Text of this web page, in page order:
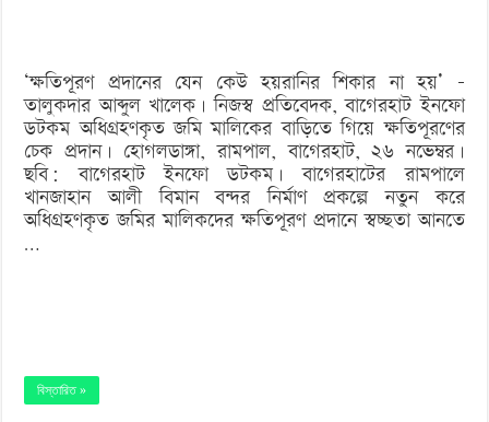
চেক
প্রদান
‘ক্ষতিপূরণ প্রদানের যেন কেউ হয়রানির শিকার না হয়’ –
তালুকদার আব্দুল খালেক। নিজস্ব প্রতিবেদক, বাগেরহাট ইনফো
ডটকম অধিগ্রহণকৃত জমি মালিকের বাড়িতে গিয়ে ক্ষতিপূরণের
চেক প্রদান। হোগলডাঙ্গা, রামপাল, বাগেরহাট, ২৬ নভেম্বর।
ছবি: বাগেরহাট ইনফো ডটকম। বাগেরহাটের রামপালে
খানজাহান আলী বিমান বন্দর নির্মাণ প্রকল্পে নতুন করে
অধিগ্রহণকৃত জমির মালিকদের ক্ষতিপূরণ প্রদানে স্বচ্ছতা আনতে
…
বিস্তারিত »